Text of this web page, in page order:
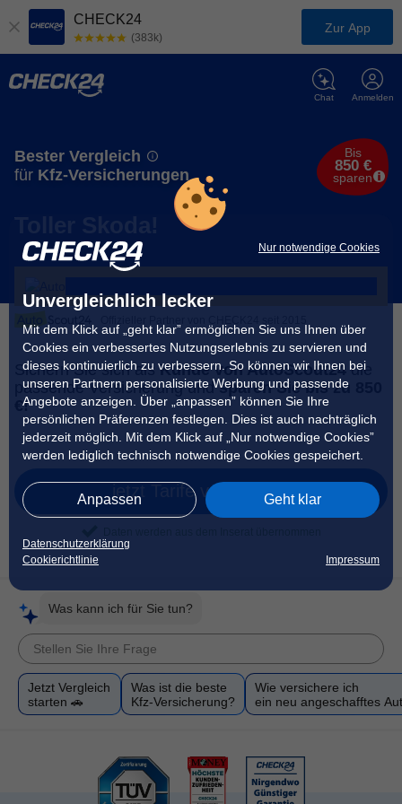
Nur notwendige Cookies
Unvergleichlich lecker
Mit dem Klick auf „geht klar” ermöglichen Sie uns Ihnen über
Cookies ein verbessertes Nutzungserlebnis zu servieren und
dieses kontinuierlich zu verbessern. So können wir Ihnen bei
unseren Partnern personalisierte Werbung und passende
Angebote anzeigen. Über „anpassen” können Sie Ihre
persönlichen Präferenzen festlegen. Dies ist auch nachträglich
jederzeit möglich. Mit dem Klick auf „Nur notwendige Cookies”
werden lediglich technisch notwendige Cookies gespeichert.
Anpassen Geht klar
Datenschutzerklärung
Cookierichtlinie
Impressum
CHECK24
(383k)
Zur App
Anmelden
Chat
Bester Vergleich
für Kfz-Versicherungen
Bis
850 €
sparen
Toller Skoda!
Sichern Sie sich alsKunde von AutoScout24 die
passende Versicherung undsparen Sie bis zu 850
€!
jetzt Tarife vergleichen
Was kann ich für Sie tun?
Jetzt Vergleich
starten 🚗
Was ist die beste
Kfz-Versicherung?
Wie versichere ich
ein neu angeschafftes